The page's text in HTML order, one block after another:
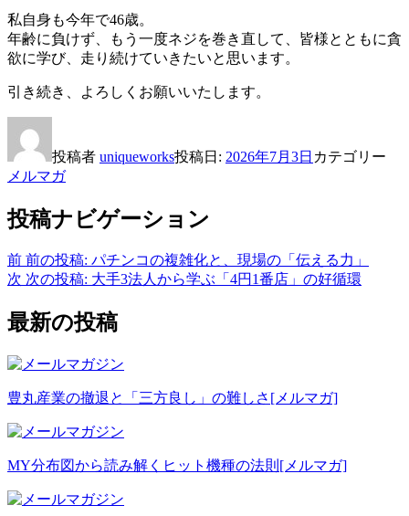
私自身も今年で46歳。
年齢に負けず、もう一度ネジを巻き直して、皆様とともに貪
欲に学び、走り続けていきたいと思います。
引き続き、よろしくお願いいたします。
投稿者 uniqueworks投稿日: 2026年7月3日 カテゴリー
メルマガ
投稿ナビゲーション
前 前の投稿: パチンコの複雑化と、現場の「伝える力」
次 次の投稿: 大手3法人から学ぶ「4円1番店」の好循環
最新の投稿
豊丸産業の撤退と「三方良し」の難しさ [メルマガ]
MY分布図から読み解くヒット機種の法則 [メルマガ]